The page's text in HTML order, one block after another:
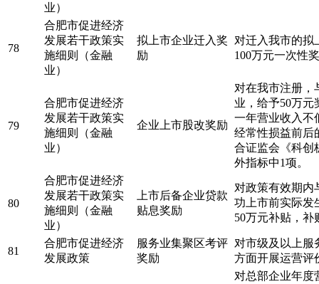
业）
78
合肥市促进经济
发展若干政策实
施细则（金融
业）
拟上市企业迁入奖
励
对迁入我市的拟
100万元一次性
79
合肥市促进经济
发展若干政策实
施细则（金融
业）
企业上市股改奖励
对在我市注册，
业，给予50万元
一年营业收入不
经常性损益前后
合证监会《科创
外指标中1项。
80
合肥市促进经济
发展若干政策实
施细则（金融
业）
上市后备企业贷款
贴息奖励
对政策有效期内
功上市前实际发
50万元补贴，补
81
合肥市促进经济
发展政策
服务业集聚区考评
奖励
对市级及以上服
方面开展运营评
对总部企业年度